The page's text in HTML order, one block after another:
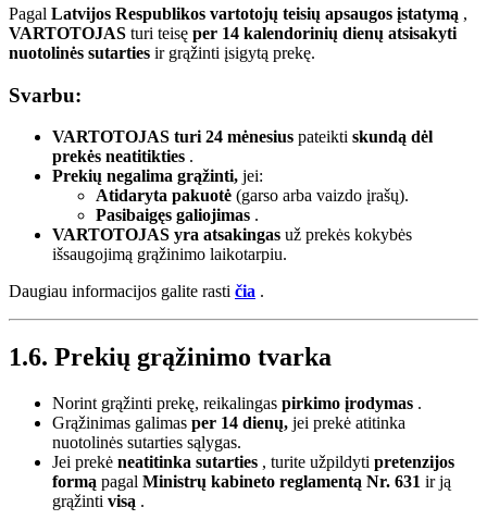
Pagal Latvijos Respublikos vartotojų teisių apsaugos įstatymą ,
VARTOTOJAS turi teisę per 14 kalendorinių dienų atsisakyti
nuotolinės sutarties ir grąžinti įsigytą prekę.
Svarbu:
VARTOTOJAS turi 24 mėnesius pateikti skundą dėl
prekės neatitikties .
Prekių negalima grąžinti, jei:
Atidaryta pakuotė (garso arba vaizdo įrašų).
Pasibaigęs galiojimas .
VARTOTOJAS yra atsakingas už prekės kokybės
išsaugojimą grąžinimo laikotarpiu.
Daugiau informacijos galite rasti čia .
1.6. Prekių grąžinimo tvarka
Norint grąžinti prekę, reikalingas pirkimo įrodymas .
Grąžinimas galimas per 14 dienų, jei prekė atitinka
nuotolinės sutarties sąlygas.
Jei prekė neatitinka sutarties , turite užpildyti pretenzijos
formą pagal Ministrų kabineto reglamentą Nr. 631 ir ją
grąžinti visą .